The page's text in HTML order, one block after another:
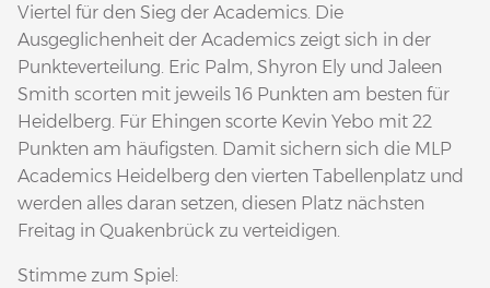
Viertel für den Sieg der Academics. Die
Ausgeglichenheit der Academics zeigt sich in der
Punkteverteilung. Eric Palm, Shyron Ely und Jaleen
Smith scorten mit jeweils 16 Punkten am besten für
Heidelberg. Für Ehingen scorte Kevin Yebo mit 22
Punkten am häufigsten. Damit sichern sich die MLP
Academics Heidelberg den vierten Tabellenplatz und
werden alles daran setzen, diesen Platz nächsten
Freitag in Quakenbrück zu verteidigen.
Stimme zum Spiel: